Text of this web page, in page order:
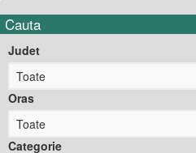
Cauta
Judet
Oras
Categorie